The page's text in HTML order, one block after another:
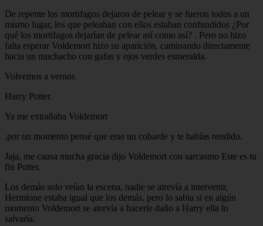
De repente los mortifagos dejaron de pelear y se fueron todos a un
mismo lugar, los que peleaban con ellos estaban confundidos ¿Por
qué los mortifagos dejarían de pelear así como así? . Pero no hizo
falta esperar Voldemort hizo su aparición, caminando directamente
hacia un muchacho con gafas y ojos verdes esmeralda.
Volvemos a vernos
Harry Potter.
Ya me extrañaba Voldemort
.por un momento pensé que eras un cobarde y te habías rendido.
Jaja, me causa mucha gracia dijo Voldemort con sarcasmo Este es tu
fin Potter.
Los demás solo veían la escena, nadie se atrevía a intervenir,
Hermione estaba igual que los demás, pero lo sabia si en algún
momento Voldemort se atrevía a hacerle daño a Harry ella lo
salvaría.